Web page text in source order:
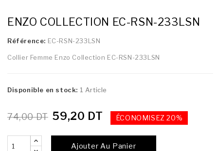
ENZO COLLECTION EC-RSN-233LSN
Référence: EC-RSN-233LSN
Collier Femme Enzo Collection EC-RSN-233LSN
Disponible en stock: 1 Article
74,00 DT 59,20 DT ÉCONOMISEZ 20%
Ajouter Au Panier